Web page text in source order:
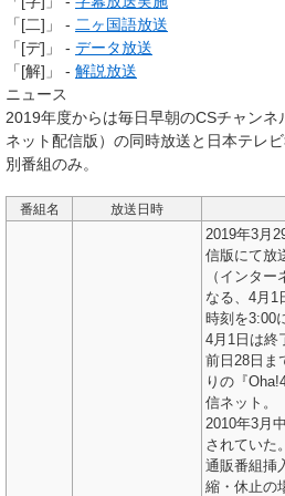
「[二]」 - 二ヶ国語放送
「[デ]」 - データ放送
「[解]」 - 解説放送
ニュース
2019年度からは毎日早朝のCSチャンネ
ネット配信版）の同時放送と日本テレ
別番組のみ。
番組名 放送日時
2019年3月
信版にて放
（インタ
なる、4月1
時刻を3:00
4月1日は終
前日28日ま
りの『
信ネット。
2010年3月
されていた。
通販番組挿
縮・休止の